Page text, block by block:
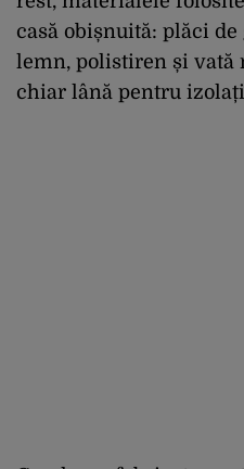
casă obișnuită: plăci
lemn, polistiren și vată
chiar lână pentru